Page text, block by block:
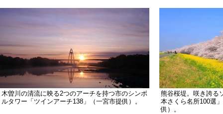
木曽川の清流に映る2つのアーチを持つ市のシンボ
ルタワー「ツインアーチ138」（一宮市提供）。
熊谷桜堤。咲き誇る
本さくら名所100選
供）。